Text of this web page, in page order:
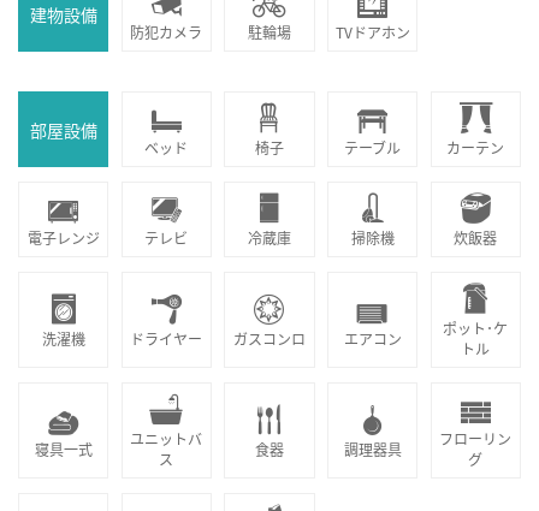
建物設備
防犯カメラ 駐輪場 TVドアホン
部屋設備
ベッド 椅子 テーブル カーテン
電子レンジ テレビ 冷蔵庫 掃除機 炊飯器
洗濯機 ドライヤー ガスコンロ エアコン
ポット･ケ
トル
寝具一式
ユニットバ
ス
食器 調理器具
フローリン
グ